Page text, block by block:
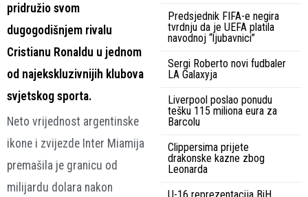
pridružio svom
dugogodišnjem rivalu
Cristianu Ronaldu u jednom
od najekskluzivnijih klubova
svjetskog sporta.
Neto vrijednost argentinske
ikone i zvijezde Inter Miamija
premašila je granicu od
milijardu dolara nakon
Predsjednik FIFA-e negira
tvrdnju da je UEFA platila
navodnoj “ljubavnici”
Sergi Roberto novi fudbaler
LA Galaxyja
Liverpool poslao ponudu
tešku 115 miliona eura za
Barcolu
Clippersima prijete
drakonske kazne zbog
Leonarda